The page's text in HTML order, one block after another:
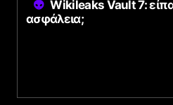
Wikileaks Vault 7:
ασφάλεια;